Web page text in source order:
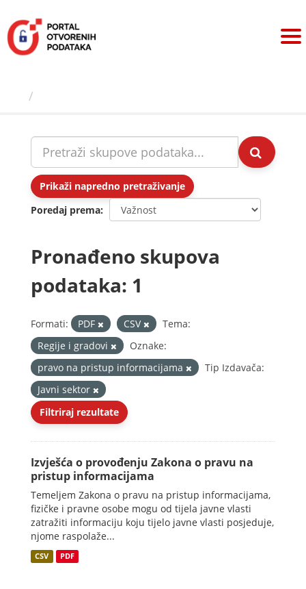
sadržaj
Prikaži napredno pretraživanje
Poredaj prema
Pronađeno skupova
podataka: 1
Formati: PDF CSV
Tema:
Regije i gradovi
Oznake:
pravo na pristup informacijama
Tip Izdavača:
Javni sektor
Filtriraj rezultate
Izvješća o provođenju Zakona o pravu na
pristup informacijama
Temeljem Zakona o pravu na pristup informacijama,
fizičke i pravne osobe mogu od tijela javne vlasti
zatražiti informaciju koju tijelo javne vlasti posjeduje,
njome raspolaže...
CSV PDF